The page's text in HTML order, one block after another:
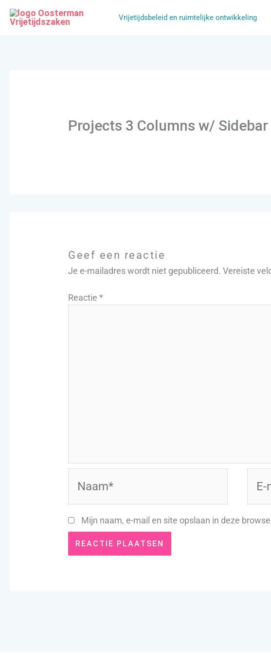
naar
Vrijetijdsbeleid en ruimtelijke ontwikkeling
Projects 3 Columns w/ Sidebar
Geef een reactie
Je e-mailadres wordt niet gepubliceerd. Vereiste
Reactie*
mail*
Mijn naam, e-mail en site opslaan in deze